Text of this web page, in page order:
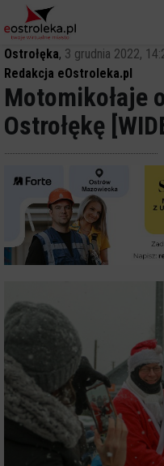
Ostrołęka, 3 grudnia 2022,
Redakcja eOstroleka.pl
Motomikołaje
Ostrołękę